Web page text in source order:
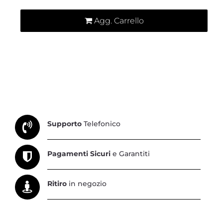
Agg. Carrello
Supporto Telefonico
Pagamenti Sicuri e Garantiti
Ritiro in negozio